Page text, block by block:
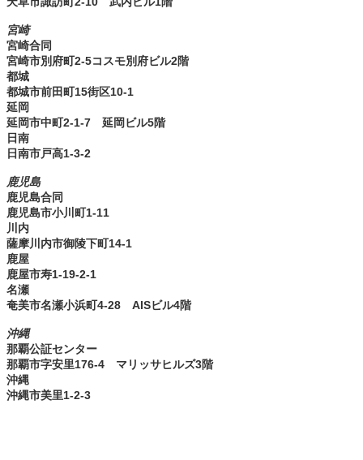
宮崎
宮崎合同
宮崎市別府町2-5コスモ別府ビル2階
都城
都城市前田町15街区10-1
延岡
延岡市中町2-1-7 延岡ビル5階
日南
日南市戸高1-3-2
鹿児島
鹿児島合同
鹿児島市小川町1-11
川内
薩摩川内市御陵下町14-1
鹿屋
鹿屋市寿1-19-2-1
名瀬
奄美市名瀬小浜町4-28 AISビル4階
沖縄
那覇公証センター
那覇市字安里176-4 マリッサヒルズ3階
沖縄
沖縄市美里1-2-3